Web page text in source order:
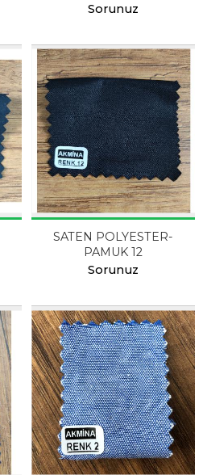
Sorunuz
SATEN POLYESTER-
PAMUK 12
Sorunuz